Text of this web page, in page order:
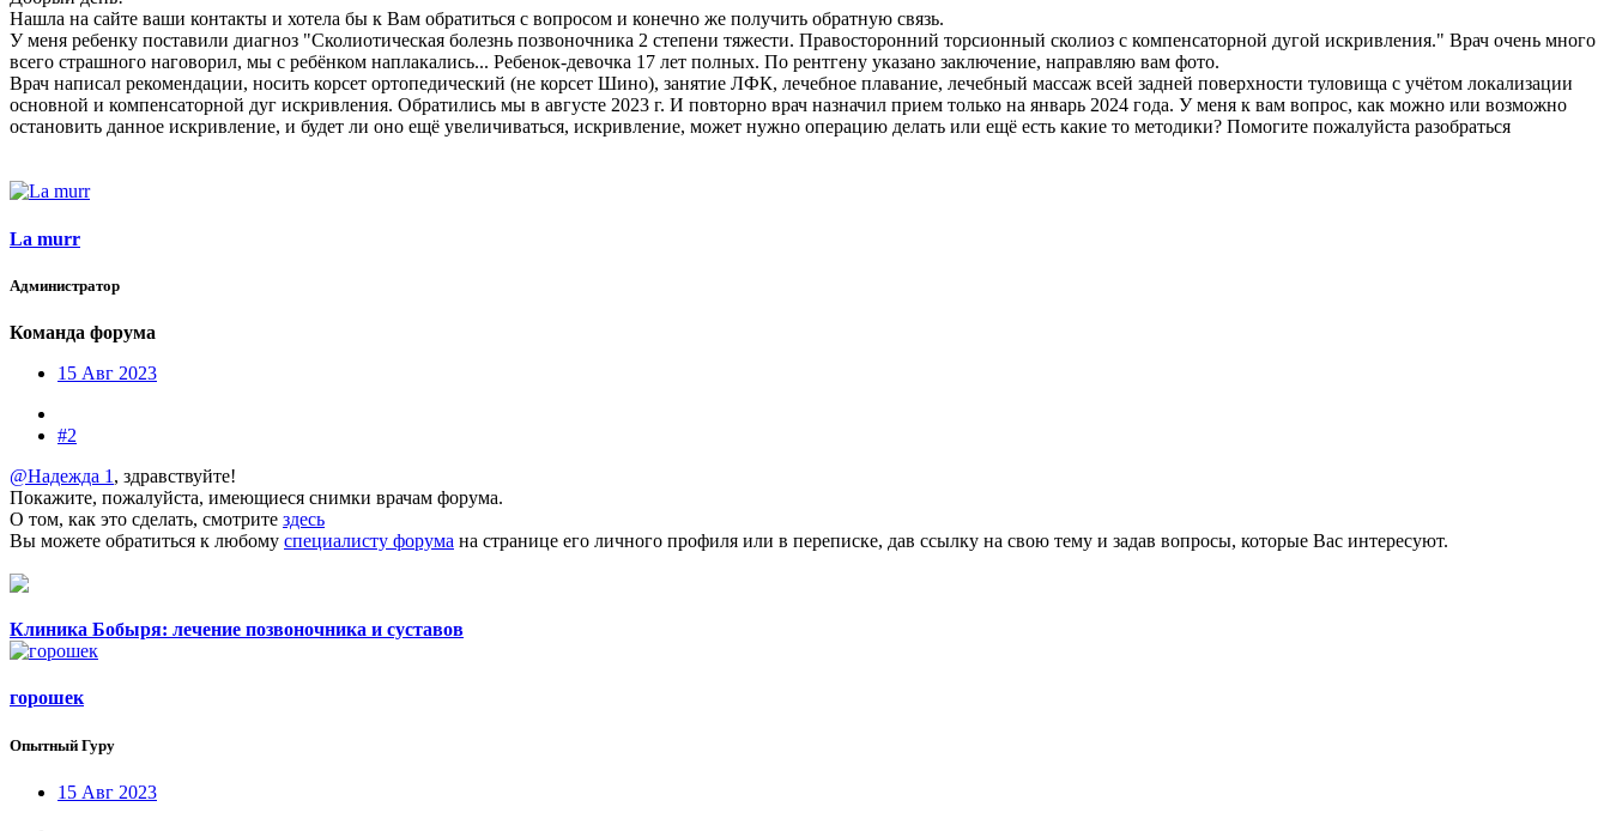
Нашла на сайте ваши контакты и хотела бы к Вам обратиться с вопросом и конечно же получить обратную связь.
У меня ребенку поставили диагноз "Сколиотическая болезнь позвоночника 2 степени тяжести. Правосторонний торсионный сколиоз с компенсаторной дугой искривления." Врач очень много
всего страшного наговорил, мы с ребёнком наплакались... Ребенок-девочка 17 лет полных. По рентгену указано заключение, направляю вам фото.
Врач написал рекомендации, носить корсет ортопедический (не корсет Шино), занятие ЛФК, лечебное плавание, лечебный массаж всей задней поверхности туловища с учётом локализации
основной и компенсаторной дуг искривления. Обратились мы в августе 2023 г. И повторно врач назначил прием только на январь 2024 года. У меня к вам вопрос, как можно или возможно
остановить данное искривление, и будет ли оно ещё увеличиваться, искривление, может нужно операцию делать или ещё есть какие то методики? Помогите пожалуйста разобраться
La murr
Администратор
Команда форума
15 Авг 2023
#2
@Надежда 1 , здравствуйте!
Покажите, пожалуйста, имеющиеся снимки врачам форума.
О том, как это сделать, смотрите здесь
Вы можете обратиться к любому специалисту форума на странице его личного профиля или в переписке, дав ссылку на свою тему и задав вопросы, которые Вас интересуют.
Клиника Бобыря: лечение позвоночника и суставов
горошек
Опытный Гуру
15 Авг 2023